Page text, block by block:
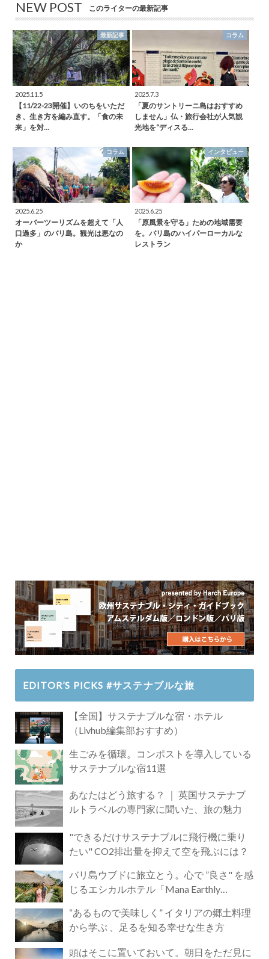
NEW POST このライターの最新記事
最新記事
2025.11.5
【11/22-23開催】いのちをいただ
き、生き方を編み直す。「食の未
来」を対…
コラム
2025.7.3
「夏のサントリーニ島はおすすめ
しません」仏・旅行会社が人気観
光地を“ディスる…
コラム
2025.6.25
オーバーツーリズムを超えて「人
口過多」のバリ島。観光は悪なの
か
インタビュー
2025.6.25
「原風景を守る」ための地域需要
を。バリ島のハイパーローカルな
レストラン
EDITOR’S PICKS #サステナブルな旅
【全国】サステナブルな宿・ホテル
（Livhub編集部おすすめ）
生ごみを循環。コンポストを導入している
サステナブルな宿11選
あなたはどう旅する？ ｜ 英国サステナブ
ルトラベルの専門家に聞いた、旅の魅力
"できるだけサステナブルに飛行機に乗り
たい" CO2排出量を抑えて空を飛ぶには？
バリ島ウブドに旅立とう。心で ”良さ" を感
じるエシカルホテル「Mana Earthly
“あるもので美味しく” イタリアの郷土料理
から学ぶ 、足るを知る幸せな生き方
頭はそこに置いておいて。朝日をただ見に